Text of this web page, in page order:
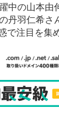
中の山本由
丹羽仁希さ
注目を集